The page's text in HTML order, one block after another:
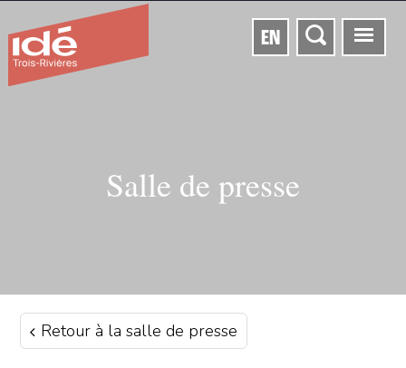
EN
Salle de presse
Retour à la salle de presse